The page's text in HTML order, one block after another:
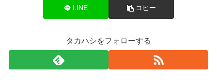
LINE コピー
タカハシをフォローする